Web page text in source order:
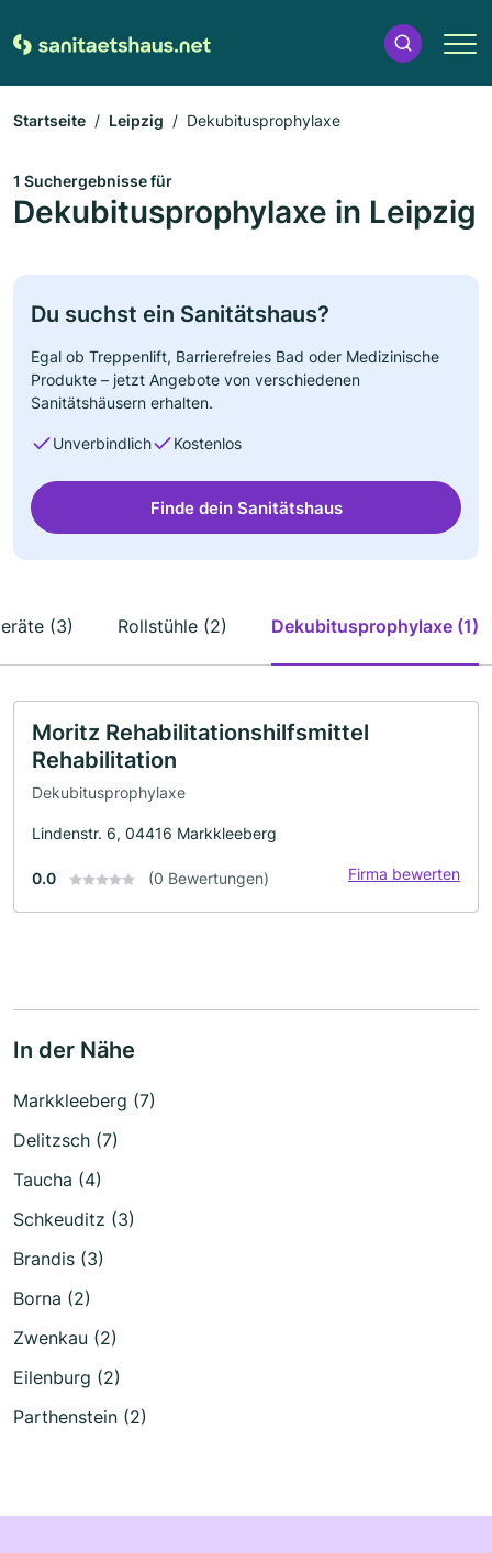
Startseite Leipzig Dekubitusprophylaxe
1 Suchergebnisse für
Dekubitusprophylaxe in Leipzig
Du suchst ein Sanitätshaus?
Egal ob Treppenlift, Barrierefreies Bad oder Medizinische
Produkte – jetzt Angebote von verschiedenen
Sanitätshäusern erhalten.
Unverbindlich Kostenlos
Finde dein Sanitätshaus
(3) Rollstühle (2) Dekubitusprophylaxe (1)
Moritz Rehabilitationshilfsmittel
Rehabilitation
Dekubitusprophylaxe
Lindenstr. 6, 04416 Markkleeberg
0.0 (0 Bewertungen) Firma bewerten
In der Nähe
Markkleeberg (7)
Delitzsch (7)
Taucha (4)
Schkeuditz (3)
Brandis (3)
Borna (2)
Zwenkau (2)
Eilenburg (2)
Parthenstein (2)